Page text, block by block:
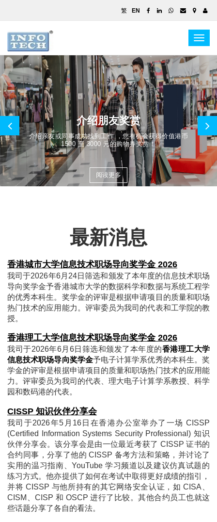
繁 EN
介绍朋友奖赏
介绍亲友或同事成功找到工作 ，您有机会获得价值港币
1500 至 3000 元的购物券奖赏！
阅读更多
最新消息
香港城市大学信息技术职场导向奖学金 2026
我司于2026年6月24日筛选和颁发了本年度的信息技术职场
导向奖学金予香港城市大学的数据科学和数据与系统工程学
的优秀本科生。奖学金的评审是根据申请项目的质量和职场
热门技术的应用能力。评审委员为我司的代表和工学院的教
授。
香港理工大学信息技术职场导向奖学金 2026
我司于2026年6月6日筛选和颁发了本年度的香港理工大学
信息技术职场导向奖学金予电子计算学系优秀的本科生。奖
学金的评审是根据申请项目的质量和职场热门技术的应用能
力。评审委员为我司的代表、理大电子计算学系教授、科学
园和数码港的代表。
CISSP 知识伙伴分享会
我司于2026年5月16日在香港办公室举办了一场 CISSP
(Certified Information Systems Security Professional) 知识
伙伴分享会。该分享会是由一位最近考获了 CISSP 证书的
合约同事，分享了他的 CISSP 备考方法和策略，并讨论了
实用的温习指南、YouTube 学习频道以及建议仿真试题的
练习方式。他亦提供了如何在考试中取得更好成绩的指引，
并将 CISSP 与他所持有的其它网络安全认证，如 CISA、
CISM、CISP 和 OSCP 进行了比较。其他合约员工也就这
些话题分享了各自的看法。